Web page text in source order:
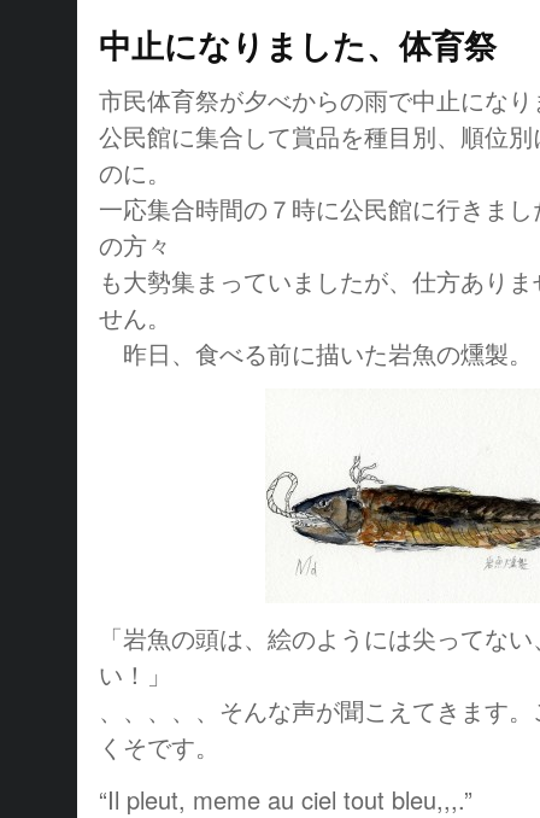
中止になりました、体育祭
市民体育祭が夕べからの雨で中止にな
公民館に集合して賞品を種目別、順位
のに。
一応集合時間の７時に公民館に行きま
の方々
も大勢集まっていましたが、仕方あり
せん。
昨日、食べる前に描いた岩魚の燻製。
「岩魚の頭は、絵のようには尖ってな
い！」
、、、、、そんな声が聞こえてきます
くそです。
“Il pleut, meme au ciel tout bleu,,,.”